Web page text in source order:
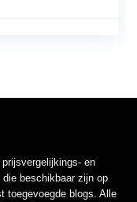
en
beschikbaar zijn op
toegevoegde blogs. Alle